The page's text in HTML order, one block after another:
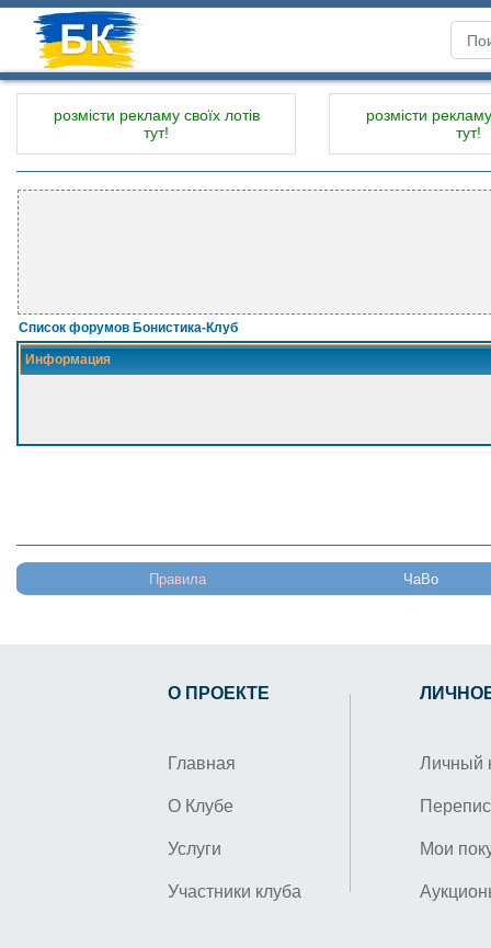
розмісти рекламу своїх лотів
тут!
розмісти
тут!
Список форумов Бонистика-Клуб
Информация
Правила ЧаВо
О ПРОЕКТЕ
Главная
О Клубе
Услуги
Участники клуба
Личный
Мои